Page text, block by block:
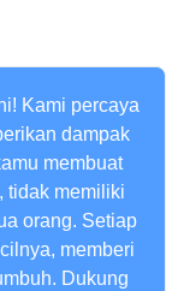
Kami percaya
dampak
membuat
tidak memiliki
orang. Setiap
memberi
Dukung